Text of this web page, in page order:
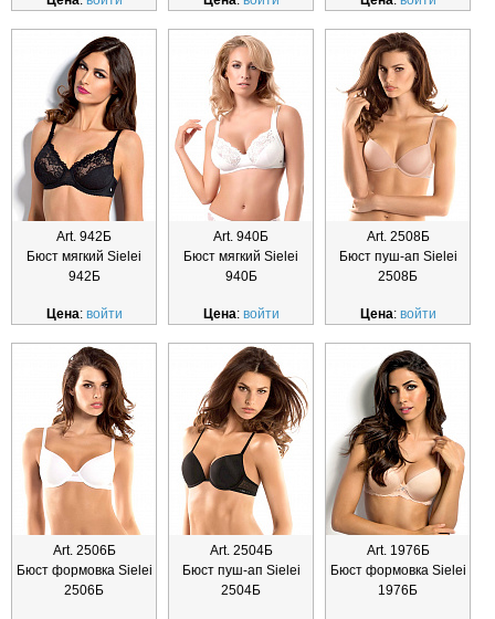
Art. 942Б
Бюст мягкий Sielei
942Б
Цена: войти
Art. 940Б
Бюст мягкий Sielei
940Б
Цена: войти
Art. 2508Б
Бюст пуш-ап Sielei
2508Б
Цена: войти
Art. 2506Б
Бюст формовка Sielei
2506Б
Art. 2504Б
Бюст пуш-ап Sielei
2504Б
Art. 1976Б
Бюст формовка Sielei
1976Б